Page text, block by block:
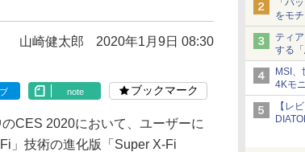
「バ
をモ
ティ
する
MSI
4Kモ
【レ
い“
山崎健太郎 2020年1月9日 08:30
note ブックマーク
CES 2020において、ユーザーに
」技術の進化版「Super X-Fi